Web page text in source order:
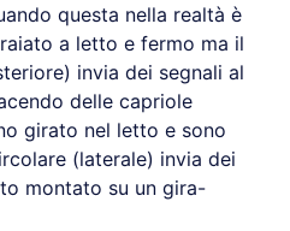
questa nella realtà è
a letto e fermo ma il
invia dei segnali al
delle capriole
girato nel letto e sono
(laterale) invia dei
montato su un gira-